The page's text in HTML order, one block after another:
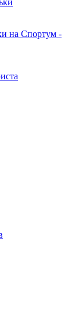
на Спортум -